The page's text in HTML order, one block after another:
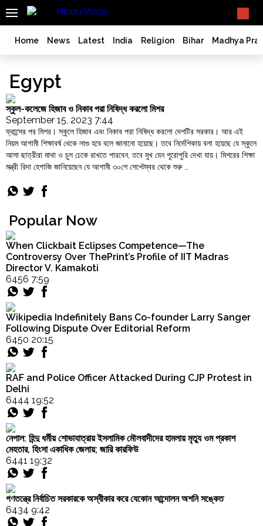
SEARCH
India
Bangladesh
Bengal
World
History
Articles
Love
Jihad
Ghar
Politics
Law
&
Order
Hindu
Temples
Home News Latest India Religion Bihar Madhya
Egypt
স্কুল-কলেজে হিজাব ও নিকাব পরা নিষিদ্ধ করলো মিশর
September 15, 2023 7:44
ফ্রান্সের পর মিশর। স্কুলে হিজাব এবং নিকাব পরা নিষিদ্ধ করলো দেশটির সরকার। আর এই
নিয়ম আগামী শিক্ষাবর্ষ থেকে লাগু হবে বলে জানানো হয়েছে। তবে নির্দেশিকায় বলা হয়েছে যে স্কুলে
আসা ছাত্রীরা মাথা ও চুল ঢেকে রাখতে পারবেন, তবে মুখ যেন পুরোপুরি দেখা যায়। মিশরের শিক্ষা
মন্ত্রী রিদা হেগাজি জানিয়েছেন যে আগামী ৩০শে সেপ্টেম্বর থেকে শুরু …
নিকাব
নিষিদ্ধ
করলো
মিশর"
Popular Now
When Clickbait Eclipses Competence—The
Controversy Over ThePrint’s Profile of IIT Madras
Director V. Kamakoti
6456 7:59
Wikipedia Indefinitely Bans Co-founder Larry Sanger
Following Dispute Over Editorial Reform
6450 20:15
RAF and Police Officer Attacked During CJP Protest in
Delhi
6444 19:52
নেপাল: হিন্দু ধর্মীয় শোভাযাত্রায় ইসলামিক মৌলবাদীদের হামলায় মৃত্যু ওম প্রকাশ
মেহতার, হিংসা একাধিক জেলায়; জারি কারফিউ
6441 19:32
গণতন্ত্রে নির্বাচিত সরকারকে অস্বীকার করে যেকোন আন্দোলন অশনি সঙ্কেত
6434 9:42